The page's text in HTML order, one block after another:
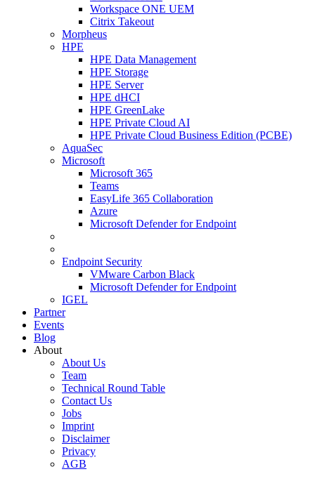
Workspace ONE UEM
Citrix Takeout
Morpheus
HPE
HPE Data Management
HPE Storage
HPE Server
HPE dHCI
HPE GreenLake
HPE Private Cloud AI
HPE Private Cloud Business Edition (PCBE)
AquaSec
Microsoft
Microsoft 365
Teams
EasyLife 365 Collaboration
Azure
Microsoft Defender for Endpoint
Endpoint Security
VMware Carbon Black
Microsoft Defender for Endpoint
IGEL
Partner
Events
Blog
About
About Us
Team
Technical Round Table
Contact Us
Jobs
Imprint
Disclaimer
Privacy
AGB